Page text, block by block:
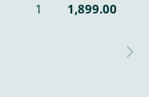
1 1,899.00